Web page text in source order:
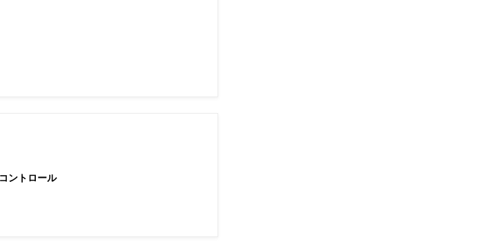
ントロール